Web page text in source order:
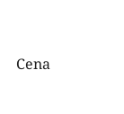
Cena